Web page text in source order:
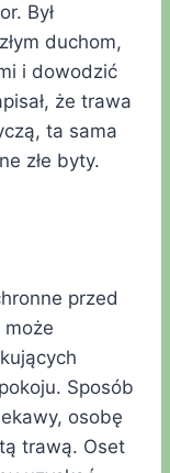
Był
duchom,
i dowodzić
że trawa
ta sama
złe byty.
przed
może
Sposób
osobę
trawą. Oset